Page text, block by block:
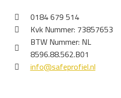
0184 679 514
Kvk Nummer: 73857653
BTW Nummer: NL
8596.88.562.B01
info@safeprofiel.nl